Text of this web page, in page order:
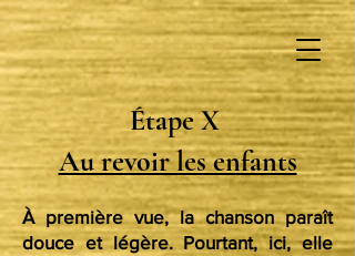
Étape X
Au revoir les enfants
À première vue, la chanson paraît
douce et légère. Pourtant, ici, elle